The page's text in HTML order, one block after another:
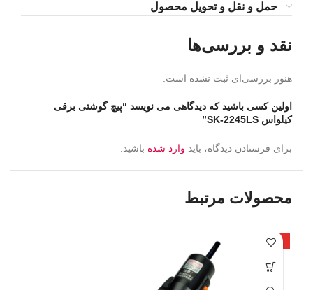
حمل و نقل و تحویل محصول
نقد و بررسی‌ها
هنوز بررسی‌ای ثبت نشده است.
اولین کسی باشید که دیدگاهی می نویسد “پیچ گوشتی برقی
کیلواس SK-2245LS”
برای فرستادن دیدگاه، باید وارد شده باشید.
محصولات مرتبط
داغ